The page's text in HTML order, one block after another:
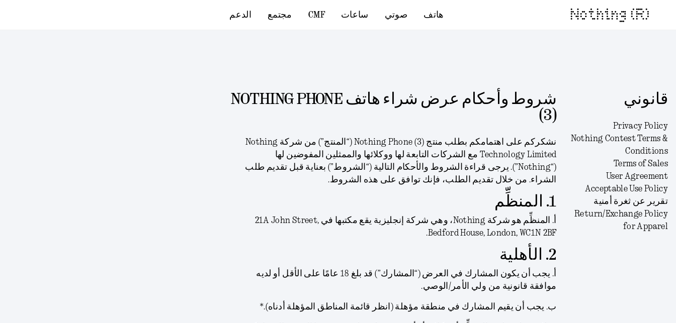
Nothing (R) هاتف صوتي ساعات CMF مجتمع الدعم
قانوني
Privacy Policy
Nothing Contest Terms &
Conditions
Terms of Sales
User Agreement
Acceptable Use Policy
تقرير عن ثغرة أمنية
Return/Exchange Policy
for Apparel
شروط وأحكام عرض شراء هاتف NOTHING PHONE
(3)
نشكركم على اهتمامكم بطلب منتج Nothing Phone (3) (“المنتج”) من شركة Nothing
Technology Limited مع الشركات التابعة لها ووكلائها والممثلين المفوضين لها
(“Nothing”). يرجى قراءة الشروط والأحكام التالية (“الشروط”) بعناية قبل تقديم طلب
الشراء. من خلال تقديم الطلب، فإنك توافق على هذه الشروط.
1. المنظِّم
أ. المنظِّم هو شركة Nothing، وهي شركة إنجليزية يقع مكتبها في 21A John Street,
Bedford House, London, WC1N 2BF.
2. الأهلية
أ. يجب أن يكون المشارك في العرض (“المشارك”) قد بلغ 18 عامًا على الأقل أو لديه
موافقة قانونية من ولي الأمر/الوصي.
ب. يجب أن يقيم المشارك في منطقة مؤهلة (انظر قائمة المناطق المؤهلة أدناه).*